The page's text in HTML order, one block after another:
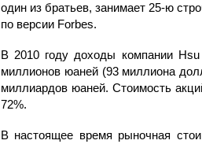
один из братьев, занимает 25-ю
по версии Forbes.
В 2010 году доходы компании
миллионов юаней (93 миллиона
миллиардов юаней. Стоимость
72%.
В настоящее время рыночная